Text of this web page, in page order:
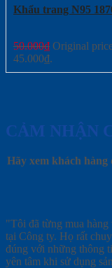
Khẩu trang N95
50.000₫ Original
45.000₫.
CẢM NHẬN
Hãy xem khách
"Tôi đã từng mua hàng
tại Công ty. Họ rất
đúng với những thông
yên tâm khi sử dụng